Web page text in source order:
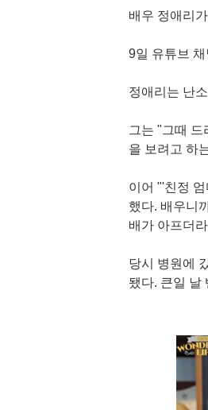
배우 정애리
9일 유튜브
정애리는 난
그는 "그때 드
을 보려고 하
이어 "'친정
했다. 배우니
배가 아프더
당시 병원에
됐다. 큰일 날